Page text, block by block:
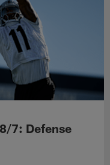
7: Defense